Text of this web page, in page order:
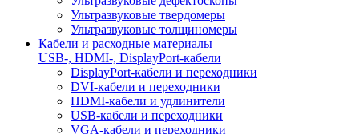
Ультразвуковые твердомеры
Ультразвуковые толщиномеры
Кабели и расходные материалы
USB-, HDMI-, DisplayPort-кабели
DisplayPort-кабели и переходники
DVI-кабели и переходники
HDMI-кабели и удлинители
USB-кабели и переходники
VGA-кабели и переходники